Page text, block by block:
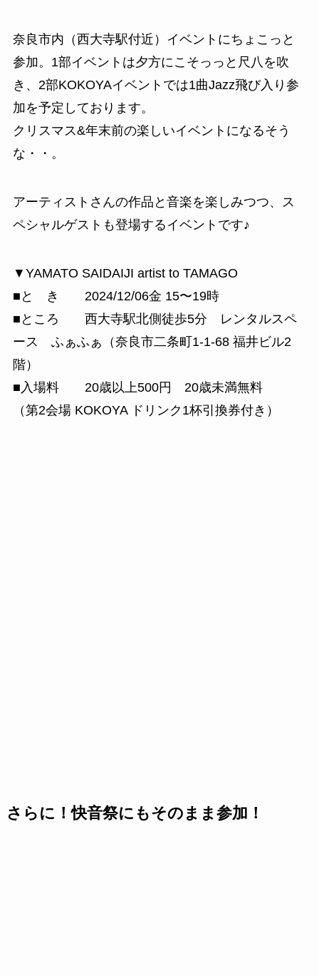
奈良市内（西大寺駅付近）イベントにちょこっと
参加。1部イベントは夕方にこそっっと尺八を吹
き、2部KOKOYAイベントでは1曲Jazz飛び入り参
加を予定しております。
クリスマス&年末前の楽しいイベントになるそう
な・・。
アーティストさんの作品と音楽を楽しみつつ、ス
ペシャルゲストも登場するイベントです♪
▼YAMATO SAIDAIJI artist to TAMAGO
■と き 2024/12/06金 15〜19時
■ところ 西大寺駅北側徒歩5分 レンタルスペ
ース ふぁふぁ（奈良市二条町1-1-68 福井ビル2
階）
■入場料 20歳以上500円 20歳未満無料
（第2会場 KOKOYA ドリンク1杯引換券付き）
さらに！快音祭にもそのまま参加！